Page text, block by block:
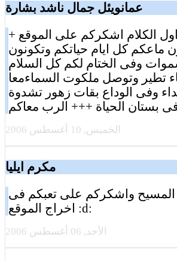
عمانويئل جمال ناشد بشارة
+ بسم الثالوث الاقداس + واول الكلام اشكركم على الموقع
ماعكم كل ايام حياتكم وتكونون
وفى الختام لكم كل السلام
تطير وتوصل ملكوت السماءمعا
وفى الوداع بقات زهور تشدوة
الخميس, 10 أغسطس 2006
مكرم ايليا
المسيح واشكركم على تعبكم فى
اخراج الموقع :d:
الأحد, 06 أغسطس 2006